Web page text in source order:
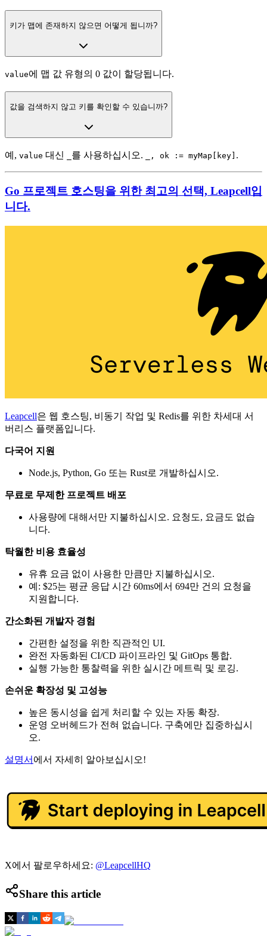
키가 맵에 존재하지 않으면 어떻게 됩니까?
value에 맵 값 유형의 0 값이 할당됩니다.
값을 검색하지 않고 키를 확인할 수 있습니까?
예, value 대신 를 사용하십시오. _, ok := myMap[key] .
Go 프로젝트 호스팅을 위한 최고의 선택, Leapcell입
니다.
Leapcell은 웹 호스팅, 비동기 작업 및 Redis를 위한 차세대 서
버리스 플랫폼입니다.
다국어 지원
Node.js, Python, Go 또는 Rust로 개발하십시오.
무료로 무제한 프로젝트 배포
사용량에 대해서만 지불하십시오. 요청도, 요금도 없습
니다.
탁월한 비용 효율성
유휴 요금 없이 사용한 만큼만 지불하십시오.
예: $25는 평균 응답 시간 60ms에서 694만 건의 요청을
지원합니다.
간소화된 개발자 경험
간편한 설정을 위한 직관적인 UI.
완전 자동화된 CI/CD 파이프라인 및 GitOps 통합.
실행 가능한 통찰력을 위한 실시간 메트릭 및 로깅.
손쉬운 확장성 및 고성능
높은 동시성을 쉽게 처리할 수 있는 자동 확장.
운영 오버헤드가 전혀 없습니다. 구축에만 집중하십시
오.
설명서 에서 자세히 알아보십시오!
X에서 팔로우하세요: @LeapcellHQ
Share this article